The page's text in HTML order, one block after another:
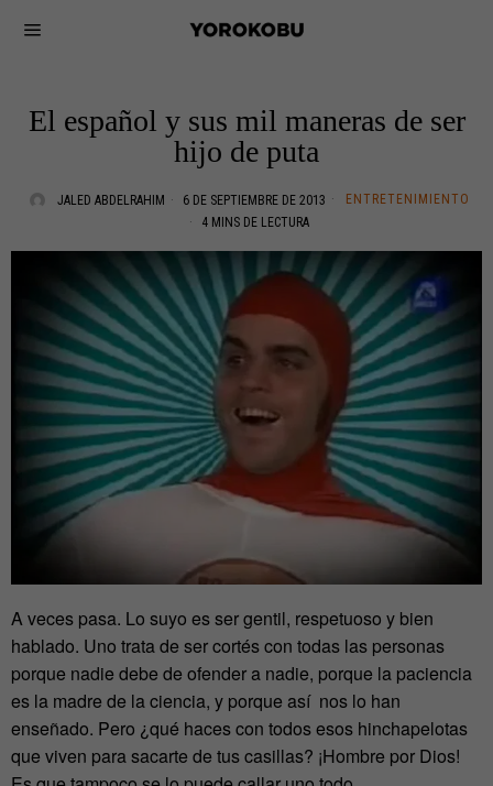
El español y sus mil maneras de ser
hijo de puta
JALED ABDELRAHIM 6 DE SEPTIEMBRE DE 2013
ENTRETENIMIENTO
4 MINS DE LECTURA
A veces pasa. Lo suyo es ser gentil, respetuoso y bien
hablado. Uno trata de ser cortés con todas las personas
porque nadie debe de ofender a nadie, porque la paciencia
es la madre de la ciencia, y porque así nos lo han
enseñado. Pero ¿qué haces con todos esos hinchapelotas
que viven para sacarte de tus casillas? ¡Hombre por Dios!